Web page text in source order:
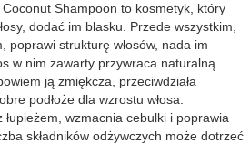
Shampoon to kosmetyk, który
dodać im blasku. Przede wszystkim,
poprawi strukturę włosów, nada im
w nim zawarty przywraca naturalną
ją zmiękcza, przeciwdziała
podłoże dla wzrostu włosa.
wzmacnia cebulki i poprawia
składników odżywczych może dotrzeć